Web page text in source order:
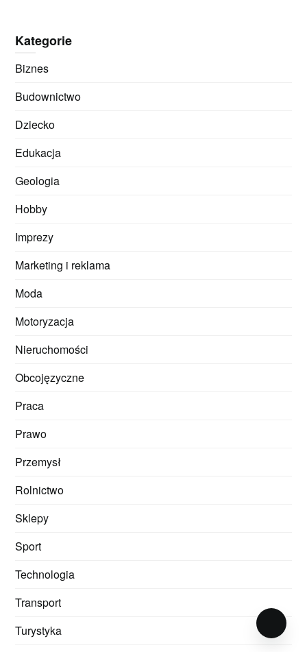
Kategorie
Biznes
Budownictwo
Dziecko
Edukacja
Geologia
Hobby
Imprezy
Marketing i reklama
Moda
Motoryzacja
Nieruchomości
Obcojęzyczne
Praca
Prawo
Przemysł
Rolnictwo
Sklepy
Sport
Technologia
Transport
Turystyka